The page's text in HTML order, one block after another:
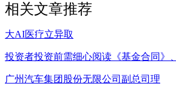
相关文章推荐
大AI医疗立异取
投资者投资前需细心阅读《基金合同》、
广州汽车集团股份无限公司副总司理